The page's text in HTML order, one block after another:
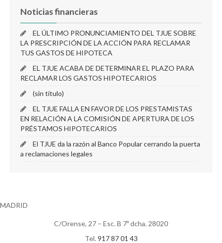
Noticias financieras
EL ÚLTIMO PRONUNCIAMIENTO DEL TJUE SOBRE
LA PRESCRIPCIÓN DE LA ACCIÓN PARA RECLAMAR
TUS GASTOS DE HIPOTECA
EL TJUE ACABA DE DETERMINAR EL PLAZO PARA
RECLAMAR LOS GASTOS HIPOTECARIOS
(sin título)
EL TJUE FALLA EN FAVOR DE LOS PRESTAMISTAS
EN RELACIÓN A LA COMISIÓN DE APERTURA DE LOS
PRÉSTAMOS HIPOTECARIOS
El TJUE da la razón al Banco Popular cerrando la puerta
a reclamaciones legales
MADRID
C/Orense, 27 – Esc. B 7º dcha. 28020
Tel. 917 87 01 43